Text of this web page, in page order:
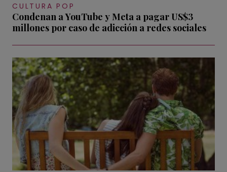
CULTURA POP
Condenan a YouTube y Meta a pagar US$3
millones por caso de adicción a redes sociales